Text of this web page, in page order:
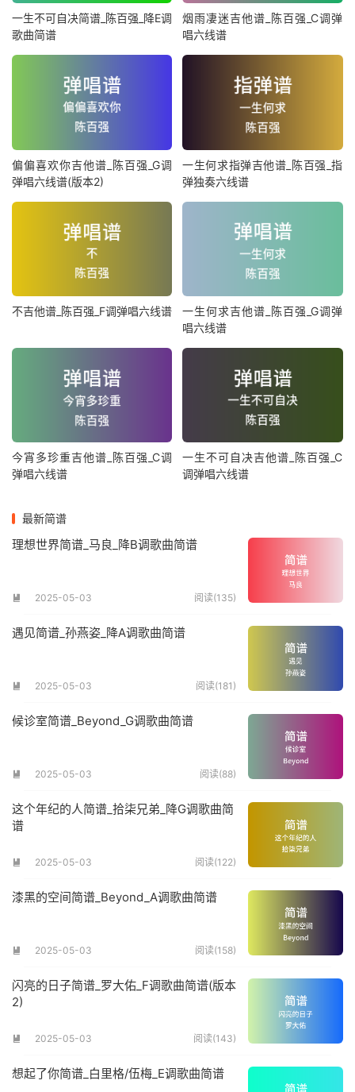
一生不可自决简谱_陈百强_降E调
歌曲简谱
烟雨凄迷吉他谱_陈百强_C调弹
唱六线谱
偏偏喜欢你吉他谱_陈百强_G调
弹唱六线谱(版本2)
一生何求指弹吉他谱_陈百强_指
弹独奏六线谱
不吉他谱_陈百强_F调弹唱六线谱
一生何求吉他谱_陈百强_G调弹
唱六线谱
今宵多珍重吉他谱_陈百强_C调
弹唱六线谱
一生不可自决吉他谱_陈百强_C
调弹唱六线谱
最新简谱
理想世界简谱_马良_降B调歌曲简谱
 2025-05-03 阅读(135)
遇见简谱_孙燕姿_降A调歌曲简谱
 2025-05-03 阅读(181)
候诊室简谱_Beyond_G调歌曲简谱
 2025-05-03 阅读(88)
这个年纪的人简谱_拾柒兄弟_降G调歌曲简
谱
 2025-05-03 阅读(122)
漆黑的空间简谱_Beyond_A调歌曲简谱
 2025-05-03 阅读(158)
闪亮的日子简谱_罗大佑_F调歌曲简谱(版本
2)
 2025-05-03 阅读(143)
想起了你简谱_白里格/伍梅_E调歌曲简谱